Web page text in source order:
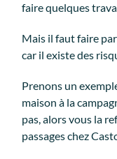
faire quelques
Mais il faut faire
car il existe des
Prenons un
maison à la
pas, alors vous la
passages chez